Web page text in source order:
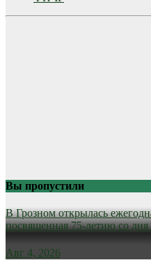
Вы пропустили
В Грозном открылась
посвященная 75-летию со
Авг 4, 2026